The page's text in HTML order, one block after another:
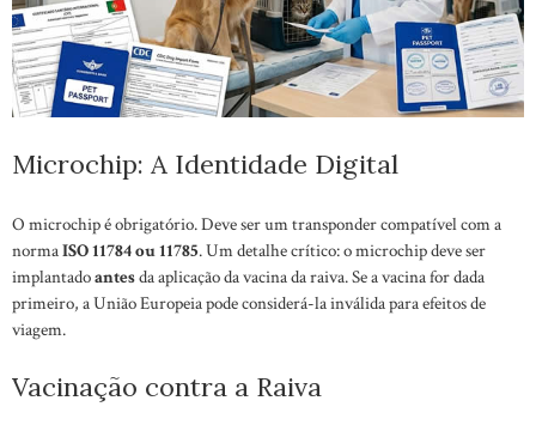
Microchip: A Identidade Digital
O microchip é obrigatório. Deve ser um transponder compatível com a
normaISO 11784 ou 11785. Um detalhe crítico: o microchip deve ser
implantadoantesda aplicação da vacina da raiva. Se a vacina for dada
primeiro, a União Europeia pode considerá-la inválida para efeitos de
viagem.
Vacinação contra a Raiva